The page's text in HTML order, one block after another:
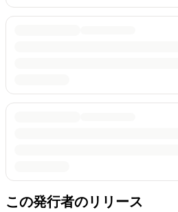
この発行者のリリース